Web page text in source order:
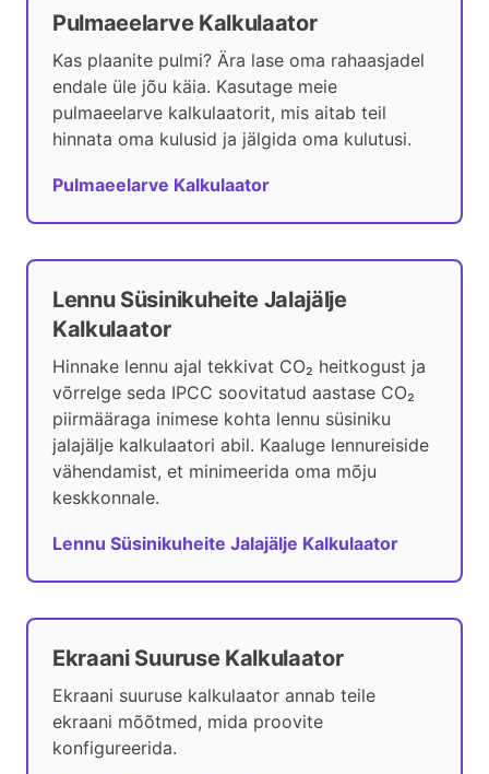
Pulmaeelarve Kalkulaator
Kas plaanite pulmi? Ära lase oma rahaasjadel
endale üle jõu käia. Kasutage meie
pulmaeelarve kalkulaatorit, mis aitab teil
hinnata oma kulusid ja jälgida oma kulutusi.
Pulmaeelarve Kalkulaator
Lennu Süsinikuheite Jalajälje
Kalkulaator
Hinnake lennu ajal tekkivat CO₂ heitkogust ja
võrrelge seda IPCC soovitatud aastase CO₂
piirmääraga inimese kohta lennu süsiniku
jalajälje kalkulaatori abil. Kaaluge lennureiside
vähendamist, et minimeerida oma mõju
keskkonnale.
Lennu Süsinikuheite Jalajälje Kalkulaator
Ekraani Suuruse Kalkulaator
Ekraani suuruse kalkulaator annab teile
ekraani mõõtmed, mida proovite
konfigureerida.